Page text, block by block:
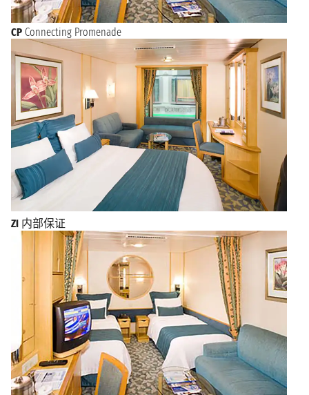
CP Connecting Promenade
ZI 内部保证